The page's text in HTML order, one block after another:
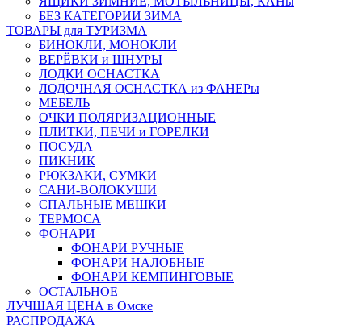
БЕЗ КАТЕГОРИИ ЗИМА
ТОВАРЫ для ТУРИЗМА
БИНОКЛИ, МОНОКЛИ
ВЕРЁВКИ и ШНУРЫ
ЛОДКИ ОСНАСТКА
ЛОДОЧНАЯ ОСНАСТКА из ФАНЕРы
МЕБЕЛЬ
ОЧКИ ПОЛЯРИЗАЦИОННЫЕ
ПЛИТКИ, ПЕЧИ и ГОРЕЛКИ
ПОСУДА
ПИКНИК
РЮКЗАКИ, СУМКИ
САНИ-ВОЛОКУШИ
СПАЛЬНЫЕ МЕШКИ
ТЕРМОСА
ФОНАРИ
ФОНАРИ РУЧНЫЕ
ФОНАРИ НАЛОБНЫЕ
ФОНАРИ КЕМПИНГОВЫЕ
ОСТАЛЬНОЕ
ЛУЧШАЯ ЦЕНА в Омске
РАСПРОДАЖА